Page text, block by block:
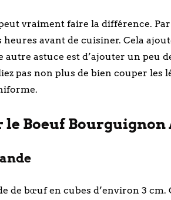
vraiment faire la différence.
avant de cuisiner. Cela
autre astuce est d’ajouter un peu
pas non plus de bien couper les
le Boeuf
de bœuf en cubes d’environ 3 cm.